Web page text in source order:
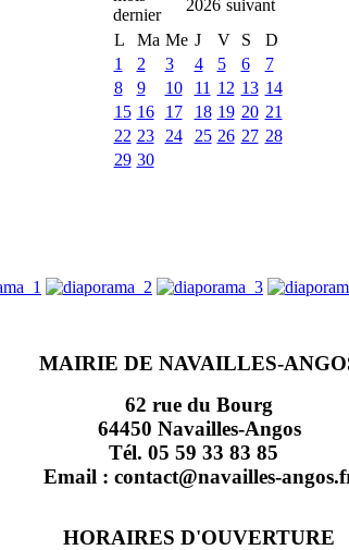
2026
L
Ma Me J V S
D
1
2 3 4 5 6
7
8
9 10 11 12 13 14
15 16 17 18 19 20 21
22 23 24 25 26 27 28
29 30
MAIRIE DE NAVAILLES-
62 rue du Bourg
64450 Navailles-Angos
Tél. 05 59 33 83 85
Email : contact@navailles-
HORAIRES D'OUVERTURE